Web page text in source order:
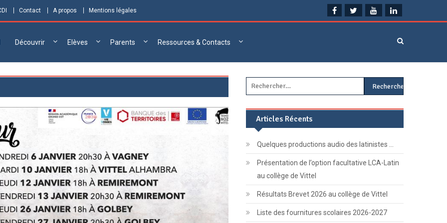
Contact A propos Mentions légales
Découvrir Elèves Parents Ressources & Contacts
Rechercher :
Articles Récents
Quelques productions audio des latinistes …
Présentation de l’option facultative LCA-Latin
au collège de Vittel
Résultats Brevet 2026 au collège de Vittel
Liste des fournitures scolaires 2026-2027